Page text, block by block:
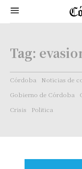
Tag:
Córdoba Noticias de
Gobierno de Córdoba
Crisis
Politica